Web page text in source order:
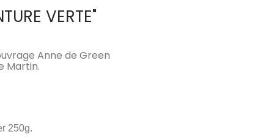
VERTE"
Anne de Green
Martin.
250g.